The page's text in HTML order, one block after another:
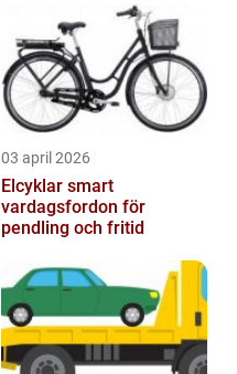
03 april 2026
Elcyklar smart
vardagsfordon för
pendling och fritid